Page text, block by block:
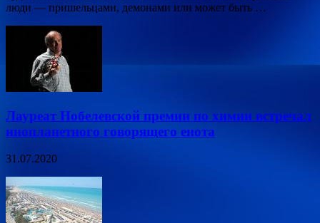
люди — пришельцами, демонами или может быть …
Лауреат Нобелевской премии по химии встречал
инопланетного говорящего енота
31.07.2020